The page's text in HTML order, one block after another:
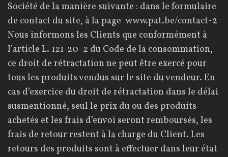
Société de la manière suivante : dans le formulaire
de contact du site, à la page www.pat.be/contact-2
Nous informons les Clients que conformément à
l’article L. 121-20-2 du Code de la consommation,
ce droit de rétractation ne peut être exercé pour
tous les produits vendus sur le site du vendeur. En
cas d’exercice du droit de rétractation dans le délai
susmentionné, seul le prix du ou des produits
achetés et les frais d’envoi seront remboursés, les
frais de retour restent à la charge du Client. Les
retours des produits sont à effectuer dans leur état